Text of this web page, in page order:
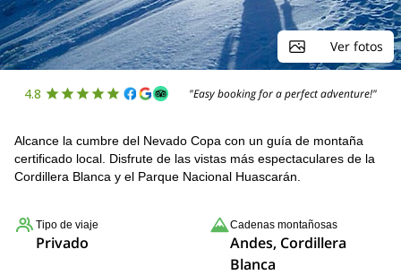
Ver fotos
4.8 "Easy booking for a perfect adventure!"
Alcance la cumbre del Nevado Copa con un guía de montaña
certificado local. Disfrute de las vistas más espectaculares de la
Cordillera Blanca y el Parque Nacional Huascarán.
Tipo de viaje
Privado
Cadenas montañosas
Andes, Cordillera
Blanca